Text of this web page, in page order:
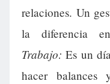
relaciones. Un
la diferencia
Trabajo: Es un
hacer balances